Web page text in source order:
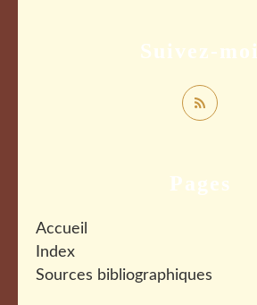
Pages
Accueil
Index
Sources bibliographiques
Suivez-moi